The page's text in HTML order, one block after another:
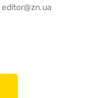
editor@zn.ua